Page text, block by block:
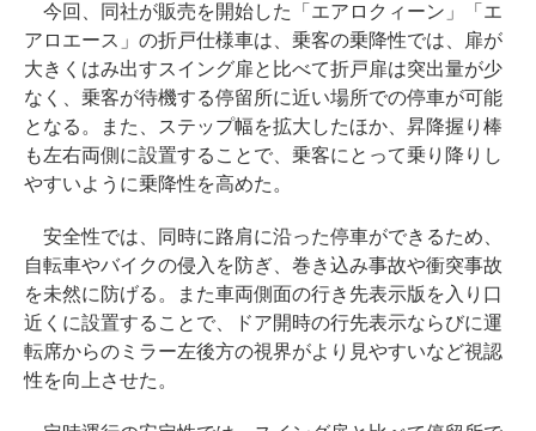
今回、同社が販売を開始した「エアロクィーン」「エ
アロエース」の折戸仕様車は、乗客の乗降性では、扉が
大きくはみ出すスイング扉と比べて折戸扉は突出量が少
なく、乗客が待機する停留所に近い場所での停車が可能
となる。また、ステップ幅を拡大したほか、昇降握り棒
も左右両側に設置することで、乗客にとって乗り降りし
やすいように乗降性を高めた。
安全性では、同時に路肩に沿った停車ができるため、
自転車やバイクの侵入を防ぎ、巻き込み事故や衝突事故
を未然に防げる。また車両側面の行き先表示版を入り口
近くに設置することで、ドア開時の行先表示ならびに運
転席からのミラー左後方の視界がより見やすいなど視認
性を向上させた。